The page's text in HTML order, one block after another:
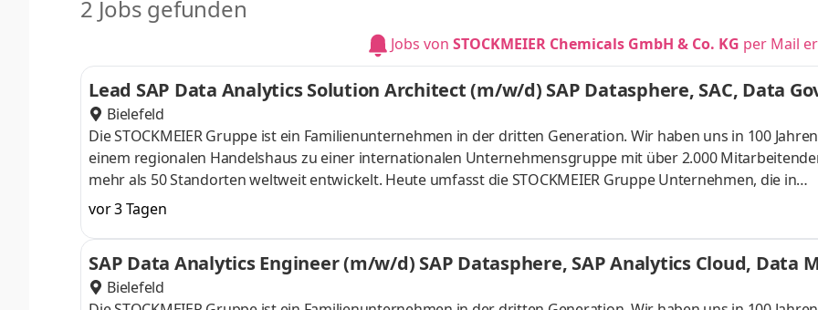
2 Jobs gefunden
Jobs von STOCKMEIER Chemicals GmbH & Co. KG per Mail
Lead SAP Data Analytics Solution Architect (m/w/d) SAP Datasphere, SAC, Data
Bielefeld
Die STOCKMEIER Gruppe ist ein Familienunternehmen in der dritten Generation. Wir haben uns in 100
einem regionalen Handelshaus zu einer internationalen Unternehmensgruppe mit über 2.000
mehr als 50 Standorten weltweit entwickelt. Heute umfasst die STOCKMEIER Gruppe Unternehmen, die in
Distribution, Produktion und Dienstleistungen rund um die Chemie tätig sind. Insgesamt werden über 26.000
Produkte gehandelt und produziert. Damit werden mehr als 30.000 Kunden weltweit versorgt. Alle
STOCKMEIER Gruppe eint die Begeisterung für ihre spezifische Aufgabenstellung. Am Sitz der
der STOCKMEIER Gruppe in Bielefeld suchen wir Sie ab so
vor 3 Tagen
SAP Data Analytics Engineer (m/w/d) SAP Datasphere, SAP Analytics Cloud, Data
Bielefeld